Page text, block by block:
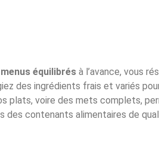
menus équilibrés à l’avance, vous
des ingrédients frais et variés
plats, voire des mets complets,
des contenants alimentaires de